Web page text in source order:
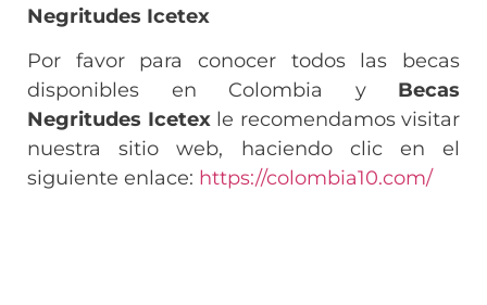
Negritudes Icetex
Por favor para conocer todos las becas
disponibles en Colombia y Becas
Negritudes Icetexle recomendamos visitar
nuestra sitio web, haciendo clic en el
siguiente enlace: https://colombia10.com/